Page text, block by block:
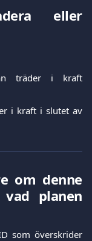
eller
träder i kraft
i kraft i slutet av
om denne
planen
som överskrider